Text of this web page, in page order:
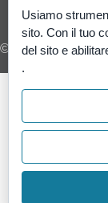
© 2026 I
Usiamo
sito. Con il tuo
del sito e
.